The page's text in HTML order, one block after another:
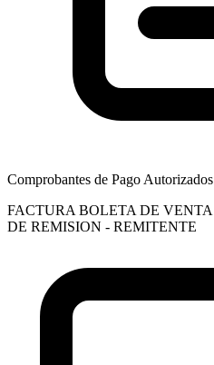
Comprobantes de Pago Autorizados
FACTURA BOLETA DE VENTA
DE REMISION - REMITENTE